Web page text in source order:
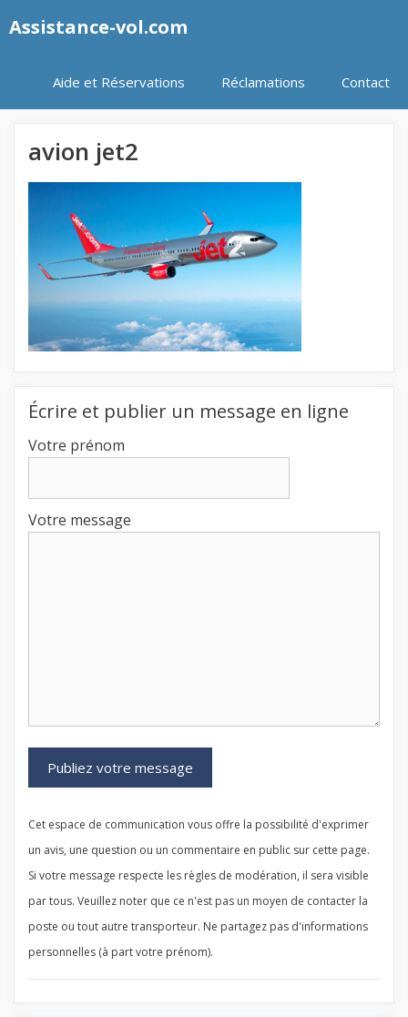
auAssistance-vol.com
Aide et Réservations Réclamations Contact
avion jet2
Écrire et publier un message en ligne
Votre prénom
Votre message
Cet espace de communication vous offre la possibilité d'exprimer
un avis, une question ou un commentaire en public sur cette page.
Si votre message respecte les règles de modération, il sera visible
par tous. Veuillez noter que ce n'est pas un moyen de contacter la
poste ou tout autre transporteur. Ne partagez pas d'informations
personnelles (à part votre prénom).